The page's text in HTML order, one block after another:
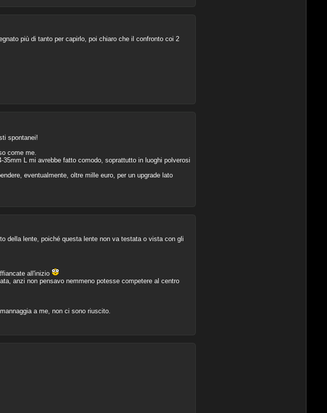
più di tanto per capirlo, poi chiaro che il confronto coi 2
spontanei!
come me.
L mi avrebbe fatto comodo, soprattutto in luoghi polverosi
eventualmente, oltre mille euro, per un upgrade lato
della lente, poiché questa lente non va testata o vista con gli
all'inizio
anzi non pensavo nemmeno potesse competere al centro
a me, non ci sono riuscito.